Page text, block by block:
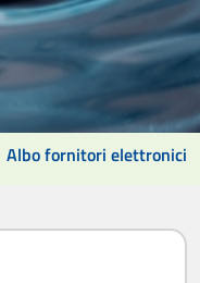
Albo fornitori elettronici